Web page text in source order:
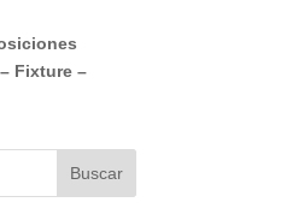
– Fixture –